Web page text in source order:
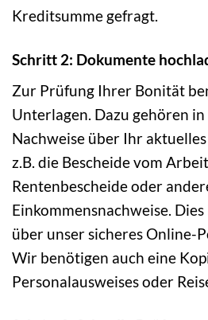
Kreditsumme gefragt.
Schritt 2: Dokumente
Zur Prüfung Ihrer Bonität
Unterlagen. Dazu gehören in
Nachweise über Ihr
z.B. die Bescheide vom
Rentenbescheide oder
Einkommensnachweise.
über unser sicheres Online-
Wir benötigen auch eine
Personalausweises oder